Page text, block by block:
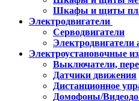
Шкафы и щиты
Электродвигатели
Серводвигатели
Электродвигатели
Электроустановочные
Выключатели,
Датчики движения
Дистанционное
Домофоны/